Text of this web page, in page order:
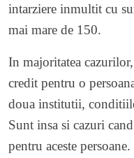
intarziere inmultit cu
mai mare de 150.
In majoritatea
credit pentru o
doua institutii,
Sunt insa si cazuri
pentru aceste